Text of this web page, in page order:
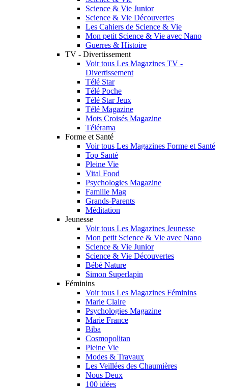
Science & Vie Junior
Science & Vie Découvertes
Les Cahiers de Science & Vie
Mon petit Science & Vie avec Nano
Guerres & Histoire
TV - Divertissement
Voir tous Les Magazines TV -
Divertissement
Télé Star
Télé Poche
Télé Star Jeux
Télé Magazine
Mots Croisés Magazine
Télérama
Forme et Santé
Voir tous Les Magazines Forme et Santé
Top Santé
Pleine Vie
Vital Food
Psychologies Magazine
Famille Mag
Grands-Parents
Méditation
Jeunesse
Voir tous Les Magazines Jeunesse
Mon petit Science & Vie avec Nano
Science & Vie Junior
Science & Vie Découvertes
Bébé Nature
Simon Superlapin
Féminins
Voir tous Les Magazines Féminins
Marie Claire
Psychologies Magazine
Marie France
Biba
Cosmopolitan
Pleine Vie
Modes & Travaux
Les Veillées des Chaumières
Nous Deux
100 idées